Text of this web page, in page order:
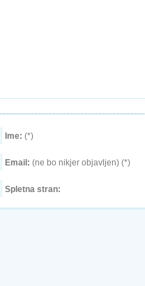
Ime: (*)
Email: (ne bo nikjer objavljen) (*)
Spletna stran: